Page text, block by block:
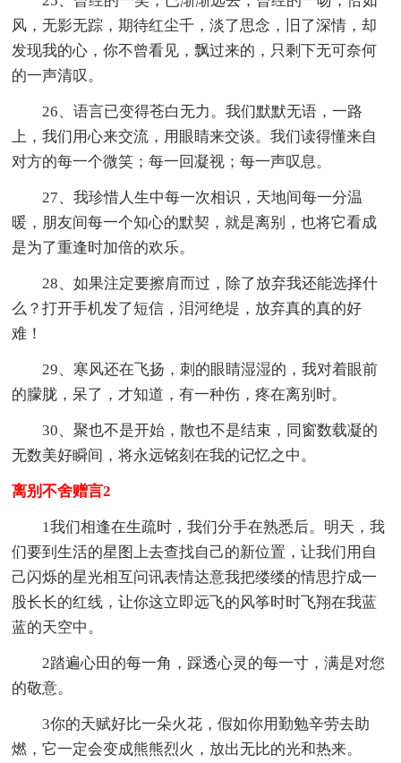
风，无影无踪，期待红尘千，淡了思念，旧了深情，却
发现我的心，你不曾看见，飘过来的，只剩下无可奈何
的一声清叹。
26、语言已变得苍白无力。我们默默无语，一路
上，我们用心来交流，用眼睛来交谈。我们读得懂来自
对方的每一个微笑；每一回凝视；每一声叹息。
27、我珍惜人生中每一次相识，天地间每一分温
暖，朋友间每一个知心的默契，就是离别，也将它看成
是为了重逢时加倍的欢乐。
28、如果注定要擦肩而过，除了放弃我还能选择什
么？打开手机发了短信，泪河绝堤，放弃真的真的好
难！
29、寒风还在飞扬，刺的眼睛湿湿的，我对着眼前
的朦胧，呆了，才知道，有一种伤，疼在离别时。
30、聚也不是开始，散也不是结束，同窗数载凝的
无数美好瞬间，将永远铭刻在我的记忆之中。
离别不舍赠言2
1我们相逢在生疏时，我们分手在熟悉后。明天，我
们要到生活的星图上去查找自己的新位置，让我们用自
己闪烁的星光相互问讯表情达意我把缕缕的情思拧成一
股长长的红线，让你这立即远飞的风筝时时飞翔在我蓝
蓝的天空中。
2踏遍心田的每一角，踩透心灵的每一寸，满是对您
的敬意。
3你的天赋好比一朵火花，假如你用勤勉辛劳去助
燃，它一定会变成熊熊烈火，放出无比的光和热来。